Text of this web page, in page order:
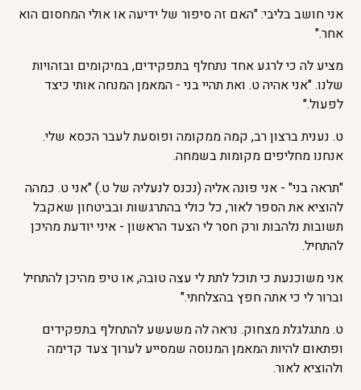
אני חושב בליבי: "האם זה סיפור של ידיעה או אולי המחסום הוא
אחר."
מציע לה כי לרגע אחד נתחלף בתפקידים, במיקומים ובזהויות
שלנו. "אני אהיה ט. ואת תהיי בני - המאמן המנחה אותי כיצד
לפעול."
ט. נענית ברצון רב, קמה ממקומה ופוסעת לעבר הכסא שלי.
אנחנו מחליפים מקומות בשמחה.
"תראה בני" - אני פונה אליה (נכנס לנעליה של ט.) "אני ט. כמהה
להוציא את הספר לאור, כל כולי בהתרגשות ובביטחון שאקבל
תשובות נלהבות ורק חסר לי הצעד הראשון - איני יודעת מהיכן
להתחיל.
אני משוכנעת כי תוכל לתת לי עצה טובה, או טיפ מהיכן להתחיל
וברור לי כי אתה חפץ בהצלחתי."
ט. מתגלגלת מצחוק. נראה לה משעשע להתחלף בתפקידים
ופתאום להיות המאמן המנוסה שמסייע לערוך צעד קדימה
ולהוציא לאור.